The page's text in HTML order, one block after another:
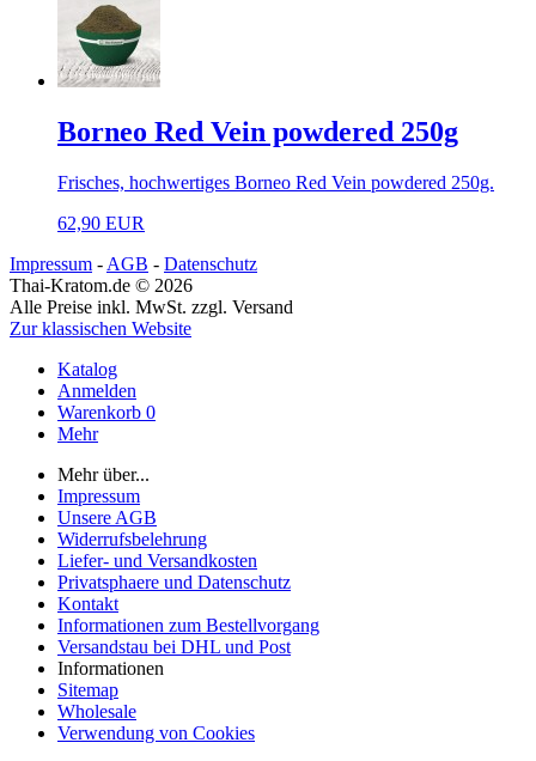
Borneo Red Vein powdered 250g
Frisches, hochwertiges Borneo Red Vein powdered 250g.
62,90 EUR
Impressum - AGB - Datenschutz
Thai-Kratom.de © 2026
Alle Preise inkl. MwSt. zzgl. Versand
Zur klassischen Website
Katalog
Anmelden
Warenkorb 0
Mehr
Mehr über...
Impressum
Unsere AGB
Widerrufsbelehrung
Liefer- und Versandkosten
Privatsphaere und Datenschutz
Kontakt
Informationen zum Bestellvorgang
Versandstau bei DHL und Post
Informationen
Sitemap
Wholesale
Verwendung von Cookies